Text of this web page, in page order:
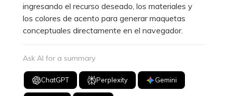
ingresando el recurso deseado, los materiales y
los colores de acento para generar maquetas
conceptuales directamente en el navegador.
Ask AI for a summary
ChatGPT Perplexity Gemini